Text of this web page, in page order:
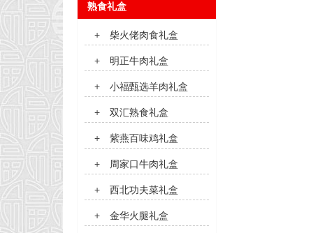
熟食礼盒
+ 柴火佬肉食礼盒
+ 明正牛肉礼盒
+ 小福甄选羊肉礼盒
+ 双汇熟食礼盒
+ 紫燕百味鸡礼盒
+ 周家口牛肉礼盒
+ 西北功夫菜礼盒
+ 金华火腿礼盒